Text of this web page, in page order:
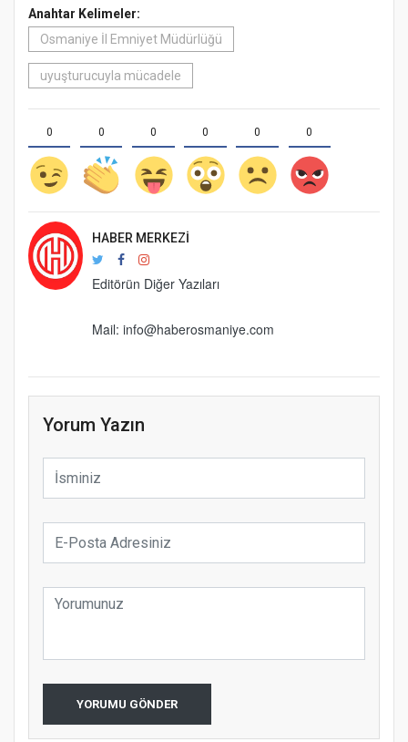
Anahtar Kelimeler:
Osmaniye İl Emniyet Müdürlüğü
uyuşturucuyla mücadele
0 0 0 0 0 0
HABER MERKEZI
Editörün Diğer Yazıları
Mail: info@haberosmaniye.com
Yorum Yazın
YORUMU GÖNDER